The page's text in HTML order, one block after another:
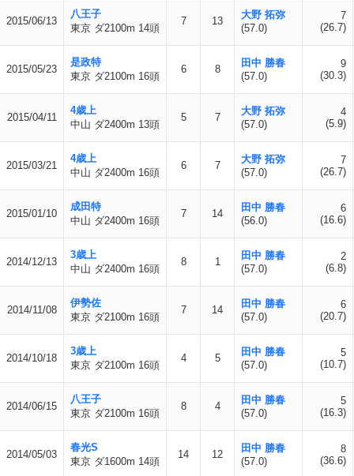
2015/06/13
八王子
東京 ダ2100m 14頭
7 13
大野 拓弥
(57.0)
7
(26.7)
2015/05/23
是政特
東京 ダ2100m 16頭
6 8
田中 勝春
(57.0)
9
(30.3)
2015/04/11
4歳上
中山 ダ2400m 13頭
5 7
大野 拓弥
(57.0)
4
(5.9)
2015/03/21
4歳上
中山 ダ2400m 16頭
6 7
大野 拓弥
(57.0)
7
(26.7)
2015/01/10
成田特
中山 ダ2400m 16頭
7 14
田中 勝春
(56.0)
6
(16.6)
2014/12/13
3歳上
中山 ダ2400m 16頭
8 1
田中 勝春
(57.0)
2
(6.8)
2014/11/08
伊勢佐
東京 ダ2100m 16頭
7 14
田中 勝春
(57.0)
6
(20.7)
2014/10/18
3歳上
東京 ダ2100m 16頭
4 5
田中 勝春
(57.0)
5
(10.7)
2014/06/15
八王子
東京 ダ2100m 16頭
8 4
田中 勝春
(57.0)
5
(16.3)
2014/05/03
春光S
東京 ダ1600m 14頭
14 12
田中 勝春
(57.0)
8
(36.6)